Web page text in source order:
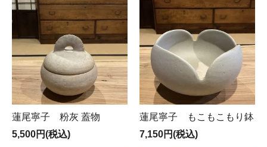
蓮尾寧子 粉灰 蓋物
5,500円(税込)
蓮尾寧子 もこもこもり鉢
7,150円(税込)